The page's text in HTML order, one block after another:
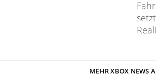
MEHR XBOX NEWS